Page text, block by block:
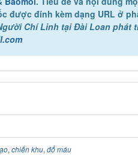
được đính kèm dạng URL ở
Chí Linh tại Đài Loan phát
, chiến khu, đổ máu